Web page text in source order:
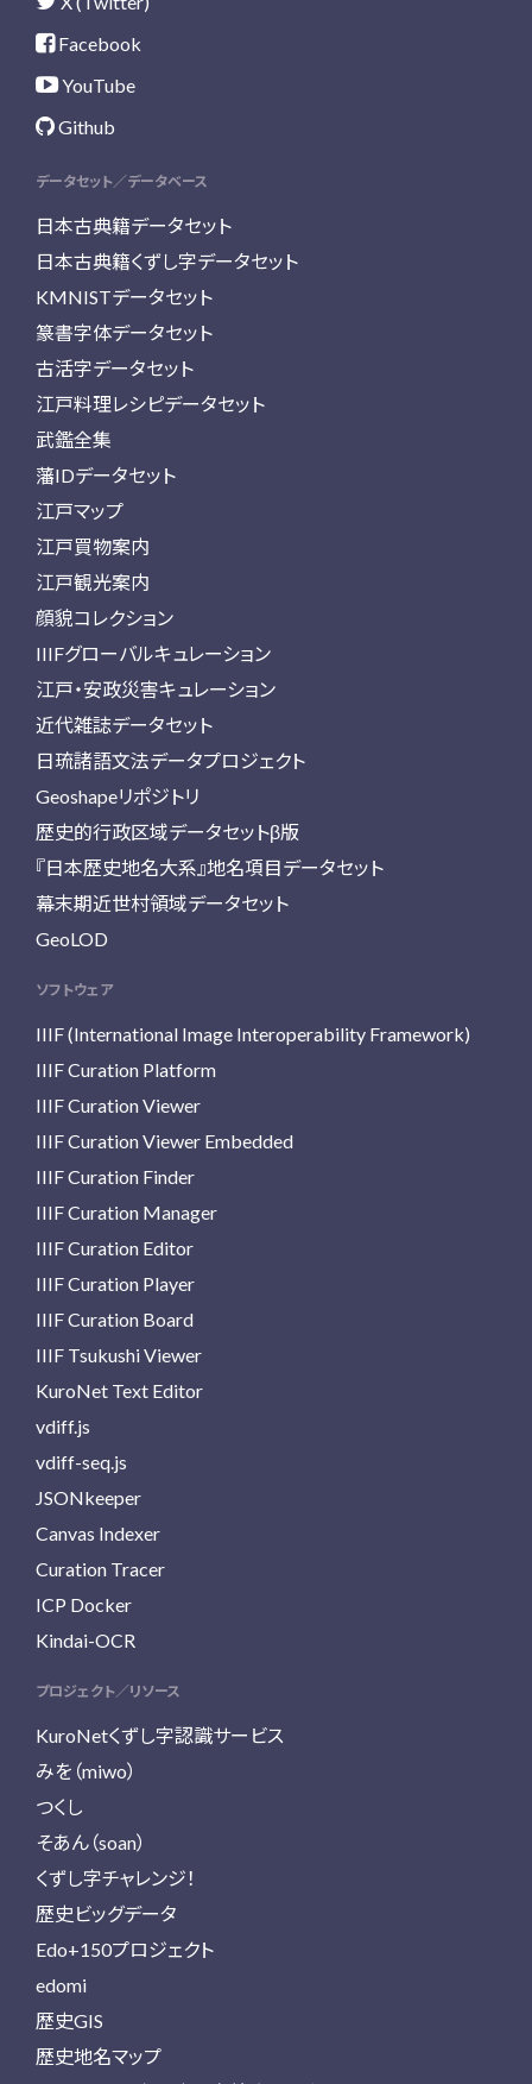
Facebook
YouTube
Github
データセット／データベース
日本古典籍データセット
日本古典籍くずし字データセット
KMNISTデータセット
篆書字体データセット
古活字データセット
江戸料理レシピデータセット
武鑑全集
藩IDデータセット
江戸マップ
江戸買物案内
江戸観光案内
顔貌コレクション
IIIFグローバルキュレーション
江戸・安政災害キュレーション
近代雑誌データセット
日琉諸語文法データプロジェクト
Geoshapeリポジトリ
歴史的行政区域データセットβ版
『日本歴史地名大系』地名項目データセット
幕末期近世村領域データセット
GeoLOD
ソフトウェア
IIIF (International Image Interoperability Framework)
IIIF Curation Platform
IIIF Curation Viewer
IIIF Curation Viewer Embedded
IIIF Curation Finder
IIIF Curation Manager
IIIF Curation Editor
IIIF Curation Player
IIIF Curation Board
IIIF Tsukushi Viewer
KuroNet Text Editor
vdiff.js
vdiff-seq.js
JSONkeeper
Canvas Indexer
Curation Tracer
ICP Docker
Kindai-OCR
プロジェクト／リソース
KuroNetくずし字認識サービス
みを（miwo）
つくし
そあん（soan）
くずし字チャレンジ！
歴史ビッグデータ
Edo+150プロジェクト
edomi
歴史GIS
歴史地名マップ